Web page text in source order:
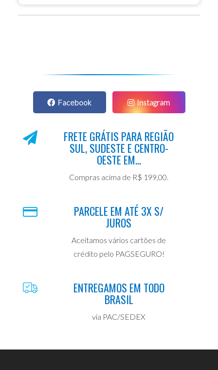
Facebook Instagram
FRETE GRÁTIS PARA REGIÃO
SUL, SUDESTE E CENTRO-
OESTE EM...
Compras acima de R$ 199,00.
PARCELE EM ATÉ 3X S/
JUROS
Aceitamos vários cartões de
crédito pelo PAGSEGURO!
ENTREGAMOS EM TODO
BRASIL
via PAC/SEDEX